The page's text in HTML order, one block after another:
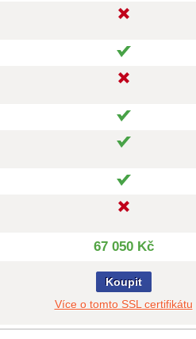
67 050 Kč
Koupit
Více o tomto SSL certifikátu